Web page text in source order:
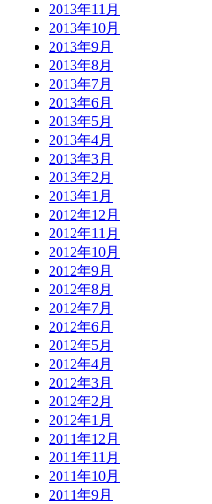
2013年11月
2013年10月
2013年9月
2013年8月
2013年7月
2013年6月
2013年5月
2013年4月
2013年3月
2013年2月
2013年1月
2012年12月
2012年11月
2012年10月
2012年9月
2012年8月
2012年7月
2012年6月
2012年5月
2012年4月
2012年3月
2012年2月
2012年1月
2011年12月
2011年11月
2011年10月
2011年9月